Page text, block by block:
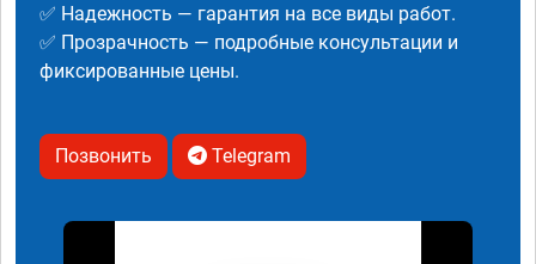
✅ Надежность — гарантия на все виды работ.
✅ Прозрачность — подробные консультации и
фиксированные цены.
Позвонить Telegram